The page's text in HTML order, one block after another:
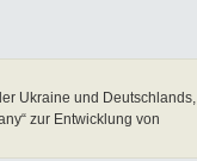
Ukraine und Deutschlands,
zur Entwicklung von